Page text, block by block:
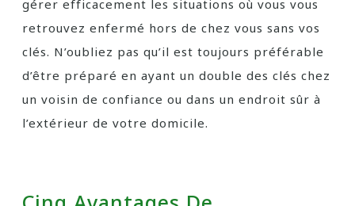
gérer efficacement les situations où vous vous
retrouvez enfermé hors de chez vous sans vos
clés. N’oubliez pas qu’il est toujours préférable
d’être préparé en ayant un double des clés chez
un voisin de confiance ou dans un endroit sûr à
l’extérieur de votre domicile.